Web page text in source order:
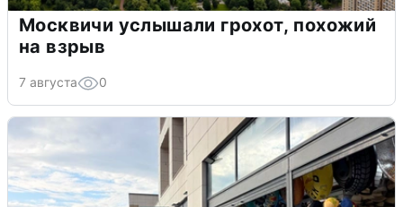
Москвичи услышали грохот, похожий
на взрыв
7 августа 0